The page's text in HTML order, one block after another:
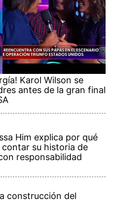
Karol Wilson se
antes de la gran final
Him explica por qué
contar su historia de
responsabilidad
construcción del